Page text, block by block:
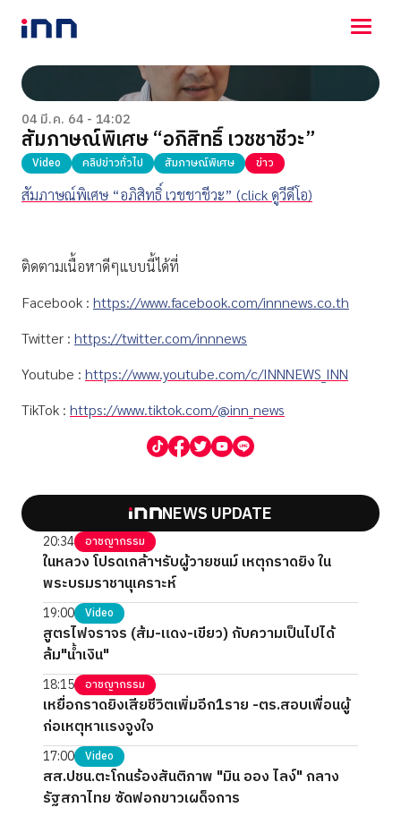
NEWS
ENTERTAINMENT
LIFESTYLE
HOROSCOPE
LOTTERY
VIDEO
04 มี.ค. 64 - 14:02
สัมภาษณ์พิเศษ “อภิสิทธิ์ เวชชาชีวะ”
Video คลิปข่าวทั่วไป สัมภาษณ์พิเศษ ข่าว
สัมภาษณ์พิเศษ “อภิสิทธิ์ เวชชาชีวะ” (click ดูวีดีโอ)
ติดตามเนื้อหาดีๆแบบนี้ได้ที่
Facebook : https://www.facebook.com/innnews.co.th
Twitter : https://twitter.com/innnews
Youtube : https://www.youtube.com/c/INNNEWS_INN
TikTok : https://www.tiktok.com/@inn_news
NEWS UPDATE
20:34 อาชญากรรม
ในหลวง โปรดเกล้าฯรับผู้วายชนม์ เหตุกราดยิง ใน
พระบรมราชานุเคราะห์
19:00 Video
สูตรไฟจราจร (ส้ม-แดง-เขียว) กับความเป็นไปได้
ล้ม"น้ำเงิน"
18:15 อาชญากรรม
เหยื่อกราดยิงเสียชีวิตเพิ่มอีก1ราย -ตร.สอบเพื่อนผู้
ก่อเหตุหาแรงจูงใจ
17:00 Video
สส.ปชน.ตะโกนร้องสันติภาพ "มิน ออง ไลง์" กลาง
รัฐสภาไทย ซัดฟอกขาวเผด็จการ